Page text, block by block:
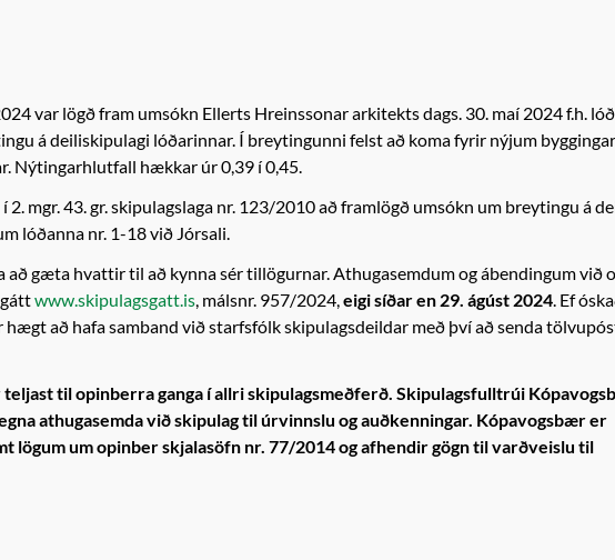
var lögð fram umsókn Ellerts Hreinssonar arkitekts dags. 30. maí 2024 f.h.
á deiliskipulagi lóðarinnar. Í breytingunni felst að koma fyrir nýjum
Nýtingarhlutfall hækkar úr 0,39 í 0,45.
mgr. 43. gr. skipulagslaga nr. 123/2010 að framlögð umsókn um breytingu á
lóðanna nr. 1-18 við Jórsali.
að gæta hvattir til að kynna sér tillögurnar. Athugasemdum og ábendingum við
www.skipulagsgatt.is, málsnr. 957/2024,eigi síðar en 29. ágúst 2024. Ef
að hafa samband við starfsfólk skipulagsdeildar með því að senda
teljast til opinberra ganga í allri skipulagsmeðferð. Skipulagsfulltrúi
athugasemda við skipulag til úrvinnslu og auðkenningar. Kópavogsbær er
lögum um opinber skjalasöfn nr. 77/2014 og afhendir gögn til varðveislu til